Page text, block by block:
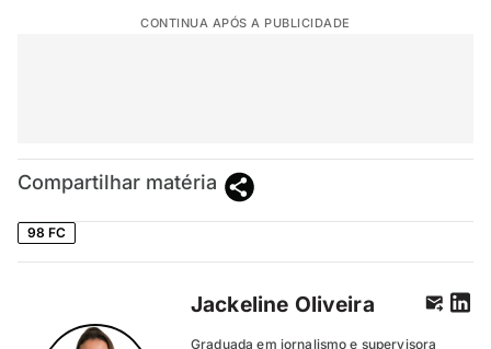
CONTINUA APÓS A PUBLICIDADE
Compartilhar matéria
98 FC
Jackeline Oliveira
Graduada em jornalismo e supervisora